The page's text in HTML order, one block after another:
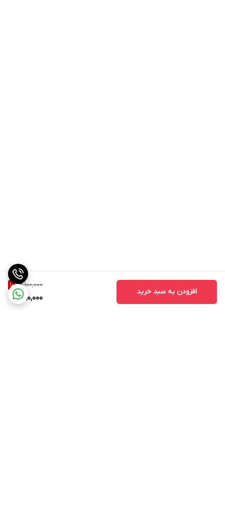
1,100,000
10%
980,000
افزودن به سبد خرید